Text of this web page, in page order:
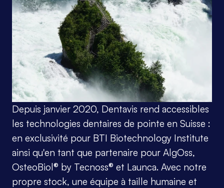
Depuis janvier 2020, Dentavis rend accessibles
les technologies dentaires de pointe en Suisse :
en exclusivité pour BTI Biotechnology Institute
ainsi qu'en tant que partenaire pour AlgOss,
OsteoBiol® by Tecnoss® et Launca. Avec notre
propre stock, une équipe à taille humaine et